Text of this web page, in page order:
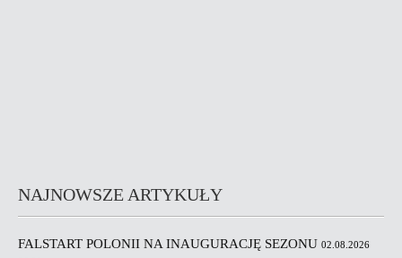
NAJNOWSZE ARTYKUŁY
FALSTART POLONII NA INAUGURACJĘ SEZONU 02.08.2026